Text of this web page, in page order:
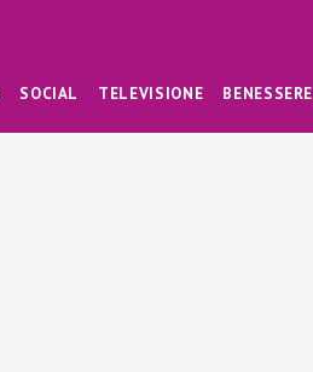
SOCIAL TELEVISIONE BENESSERE